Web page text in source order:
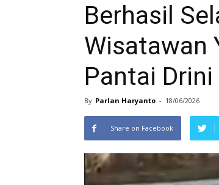
Berhasil
Wisatawan
Pantai Drini
By Parlan Haryanto - 18/06/2026
Share on Facebook